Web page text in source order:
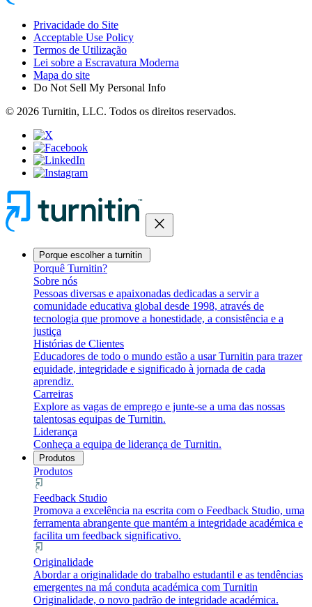
Privacidade do Site
Acceptable Use Policy
Termos de Utilização
Lei sobre a Escravatura Moderna
Mapa do site
Do Not Sell My Personal Info
© 2026 Turnitin, LLC. Todos os direitos reservados.
close
Porque escolher a turnitin
Porquê Turnitin?
Sobre nós
Pessoas diversas e apaixonadas dedicadas a servir a
comunidade educativa global desde 1998, através de
tecnologia que promove a honestidade, a consistência e a
justiça
Histórias de Clientes
Educadores de todo o mundo estão a usar Turnitin para trazer
equidade, integridade e significado à jornada de cada
aprendiz.
Carreiras
Explore as vagas de emprego e junte-se a uma das nossas
talentosas equipas de Turnitin.
Liderança
Conheça a equipa de liderança de Turnitin.
Produtos
Produtos
Feedback Studio
Promova a excelência na escrita com o Feedback Studio, uma
ferramenta abrangente que mantém a integridade académica e
facilita um feedback significativo.
Originalidade
Abordar a originalidade do trabalho estudantil e as tendências
emergentes na má conduta académica com Turnitin
Originalidade, o novo padrão de integridade académica.